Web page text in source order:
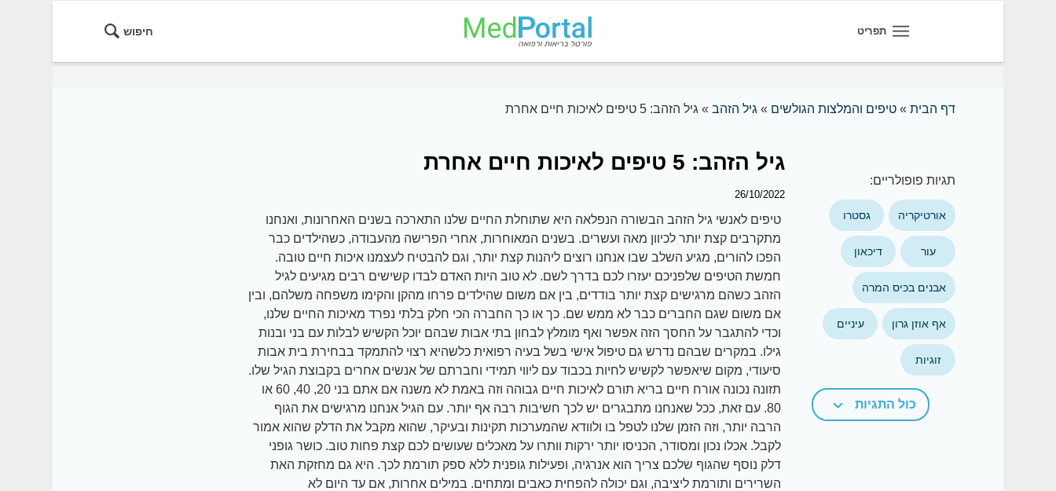
חיפוש תפריט
דף הבית» טיפים והמלצות הגולשים » גיל הזהב» גיל הזהב: 5 טיפים לאיכות חיים אחרת
תגיות פופולריים:
אורטיקריה גסטרו
עור דיכאון
אבנים בכיס המרה
אף אוזן גרון עיניים
זוגיות
כול התגיות
גיל הזהב: 5 טיפים לאיכות חיים אחרת
26/10/2022
טיפים לאנשי גיל הזהב הבשורה הנפלאה היא שתוחלת החיים שלנו התארכה בשנים האחרונות, ואנחנו
מתקרבים קצת יותר לכיוון מאה ועשרים. בשנים המאוחרות, אחרי הפרישה מהעבודה, כשהילדים כבר
הפכו להורים, מגיע השלב שבו אנחנו רוצים ליהנות קצת יותר, וגם להבטיח לעצמנו איכות חיים טובה.
חמשת הטיפים שלפניכם יעזרו לכם בדרך לשם. לא טוב היות האדם לבדו קשישים רבים מגיעים לגיל
הזהב כשהם מרגישים קצת יותר בודדים, בין אם משום שהילדים פרחו מהקן והקימו משפחה משלהם, ובין
אם משום שגם החברים כבר לא ממש שם. כך או כך החברה הכי חלק בלתי נפרד מאיכות החיים שלנו,
וכדי להתגבר על החסך הזה אפשר ואף מומלץ לבחון בתי אבות שבהם יוכל הקשיש לבלות עם בני ובנות
גילו. במקרים שבהם נדרש גם טיפול אישי בשל בעיה רפואית כלשהיא רצוי להתמקד בבחירת בית אבות
סיעודי, מקום שיאפשר לקשיש לחיות בכבוד עם ליווי תמידי וחברתם של אנשים אחרים בקבוצת הגיל שלו.
תזונה נכונה אורח חיים בריא תורם לאיכות חיים גבוהה וזה באמת לא משנה אם אתם בני 20, 40, 60 או
80. עם זאת, ככל שאנחנו מתבגרים יש לכך חשיבות רבה אף יותר. עם הגיל אנחנו מרגישים את הגוף
הרבה יותר, וזה הזמן שלנו לטפל בו ולוודא שהמערכות תקינות ובעיקר, שהוא מקבל את הדלק שהוא אמור
לקבל. אכלו נכון ומסודר, הכניסו יותר ירקות וותרו על מאכלים שעושים לכם קצת פחות טוב. כושר גופני
דלק נוסף שהגוף שלכם צריך הוא אנרגיה, ופעילות גופנית ללא ספק תורמת לכך. היא גם מחזקת האת
השרירים ותורמת ליציבה, וגם יכולה להפחית כאבים ומתחים. במילים אחרות, אם עד היום לא